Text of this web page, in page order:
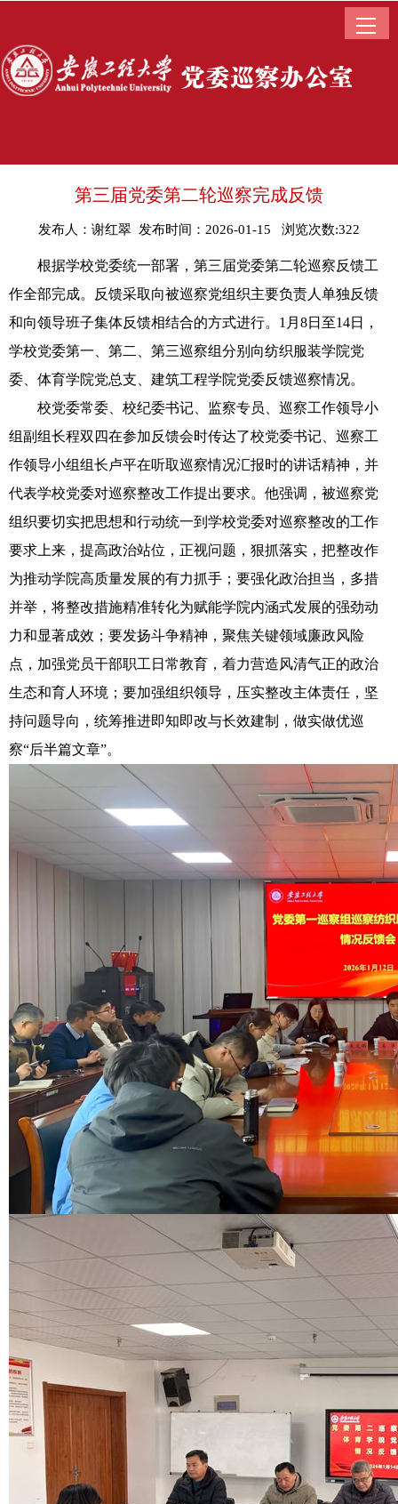
第三届党委第二轮巡察完成反馈
发布人：谢红翠 发布时间：2026-01-15 浏览次数:322
根据学校党委统一部署，第三届党委第二轮巡察反馈工
作全部完成。反馈采取向被巡察党组织主要负责人单独反馈
和向领导班子集体反馈相结合的方式进行。1月8日至14日，
学校党委第一、第二、第三巡察组分别向纺织服装学院党
委、体育学院党总支、建筑工程学院党委反馈巡察情况。
校党委常委、校纪委书记、监察专员、巡察工作领导小
组副组长程双四在参加反馈会时传达了校党委书记、巡察工
作领导小组组长卢平在听取巡察情况汇报时的讲话精神，并
代表学校党委对巡察整改工作提出要求。他强调，被巡察党
组织要切实把思想和行动统一到学校党委对巡察整改的工作
要求上来，提高政治站位，正视问题，狠抓落实，把整改作
为推动学院高质量发展的有力抓手；要强化政治担当，多措
并举，将整改措施精准转化为赋能学院内涵式发展的强劲动
力和显著成效；要发扬斗争精神，聚焦关键领域廉政风险
点，加强党员干部职工日常教育，着力营造风清气正的政治
生态和育人环境；要加强组织领导，压实整改主体责任，坚
持问题导向，统筹推进即知即改与长效建制，做实做优巡
察“后半篇文章”。